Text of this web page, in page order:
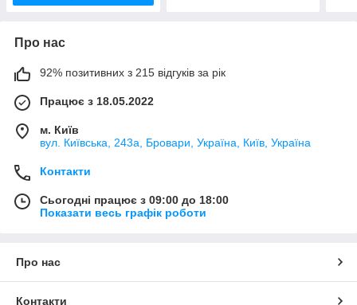
Про нас
92% позитивних з 215 відгуків за рік
Працює з 18.05.2022
м. Київ
вул. Київська, 243а, Бровари, Україна, Київ, Україна
Контакти
Сьогодні працює з 09:00 до 18:00
Показати весь графік роботи
Про нас
Контакти